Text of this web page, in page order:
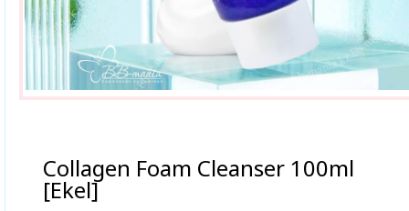
Collagen Foam Cleanser 100ml
[Ekel]